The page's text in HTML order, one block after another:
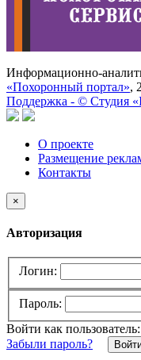
Информационно-
«Похоронный портал»,
Поддержка - © Cтудия
О проекте
Размещение
Контакты
×
Авторизация
Логин:
Пароль:
Войти как пользователь:
Забыли пароль?